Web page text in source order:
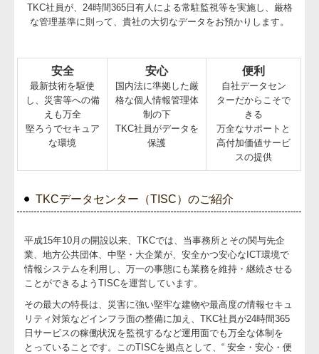
TKC社員が、24時間365日有人による常駐監視等を実施し、厳格
な管理基準に則って、貴社の大切なデータをお預かりします。
安全
最新技術を駆使
し、災害等への備
えも万全
堅ろうでセキュア
な環境
安心
国内法に準拠した厳
格な個人情報管理体
制の下
TKC社員がデータを
保護
便利
自社データセン
ターだからこそで
きる
万全なサポートと
高付加価値サービ
スの提供
TKCデータセンター（TISC）のご紹介
平成15年10月の開設以来、TKCでは、当事務所とその関与先企
業、地方公共団体、中堅・大企業が、安全かつ安心なICT環境で
情報システムを利用し、万一の事態にも業務を維持・継続させる
ことができるようTISCを運営しています。
その最大の特長は、災害に強い堅牢な建物や最高度の情報セキュ
リティ対策などインフラ面の整備に加え、TKC社員が24時間365
日サービスの稼働状況を監視するなど運用面でも万全な体制を
とっていることです。このTISCを拠点として、“ 安全・安心・便